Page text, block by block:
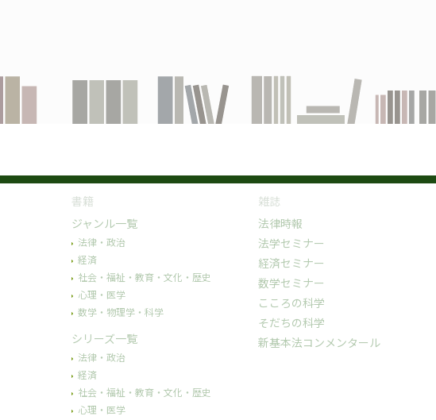
書籍
ジャンル一覧
法律・政治
経済
社会・福祉・教育・文化・歴史
心理・医学
数学・物理学・科学
シリーズ一覧
法律・政治
経済
社会・福祉・教育・文化・歴史
心理・医学
雑誌
法律時報
法学セミナー
経済セミナー
数学セミナー
こころの科学
そだちの科学
新基本法コンメンタール